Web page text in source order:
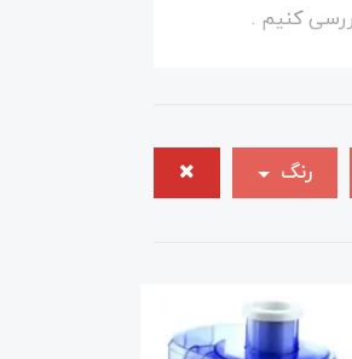
کنیم .
رنگ